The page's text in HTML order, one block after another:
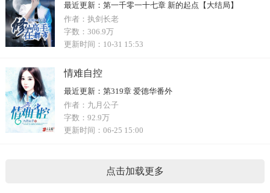
最近更新： 第一千零一十七章 新的起点【大结局】
作者： 执剑长老
字数： 306.9万
更新时间： 10-31 15:53
情难自控
最近更新： 第319章 爱德华番外
作者： 九月公子
字数： 92.9万
更新时间： 06-25 15:00
点击加载更多